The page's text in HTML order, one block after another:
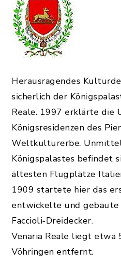
Herausragendes
sicherlich der
Reale. 1997 erklärte die
Königsresidenzen des
Weltkulturerbe.
Königspalastes befindet
ältesten Flugplätze
1909 startete hier das
entwickelte und
Faccioli-Dreidecker.
Venaria Reale liegt etwa
Vöhringen entfernt.